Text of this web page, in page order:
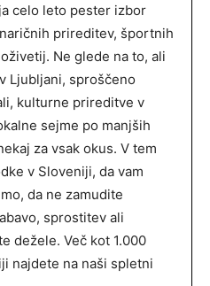
celo leto pester izbor
prireditev, športnih
Ne glede na to, ali
Ljubljani, sproščeno
kulturne prireditve v
sejme po manjših
za vsak okus. V tem
v Sloveniji, da vam
da ne zamudite
sprostitev ali
dežele. Več kot 1.000
najdete na naši spletni